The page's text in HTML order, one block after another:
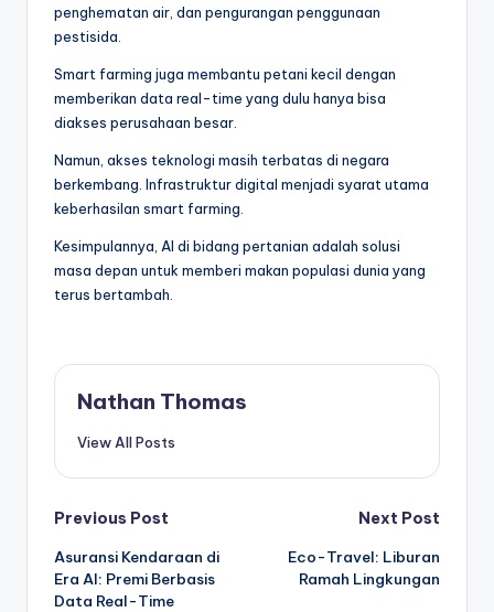
penghematan air, dan pengurangan penggunaan
pestisida.
Smart farming juga membantu petani kecil dengan
memberikan data real-time yang dulu hanya bisa
diakses perusahaan besar.
Namun, akses teknologi masih terbatas di negara
berkembang. Infrastruktur digital menjadi syarat utama
keberhasilan smart farming.
Kesimpulannya, AI di bidang pertanian adalah solusi
masa depan untuk memberi makan populasi dunia yang
terus bertambah.
Nathan Thomas
View All Posts
Post
navigation
Previous Post
Asuransi Kendaraan di
Era AI: Premi Berbasis
Data Real-Time
Next Post
Eco-Travel: Liburan
Ramah Lingkungan